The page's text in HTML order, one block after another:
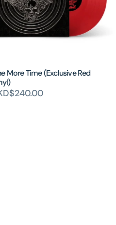
More Time (Exclusive Red